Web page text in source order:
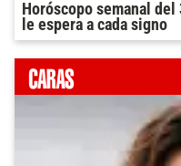
Horóscopo semanal
le espera a cada signo